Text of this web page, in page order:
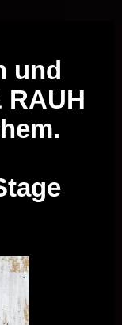
und
RAUH